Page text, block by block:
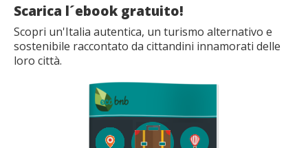
Scarica l´ebook gratuito!
Scopri un'Italia autentica, un turismo alternativo e
sostenibile raccontato da cittandini innamorati delle
loro città.